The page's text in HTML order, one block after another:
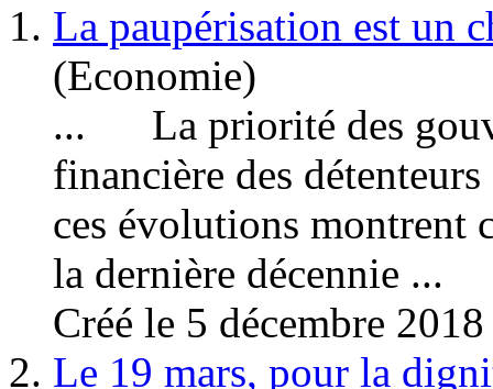
1. La paupérisation est un
(Economie)
... La priorité des
financière des
ces évolutions montrent
la dernière décennie ...
Créé le 5 décembre 2018
2. Le 19 mars, pour la